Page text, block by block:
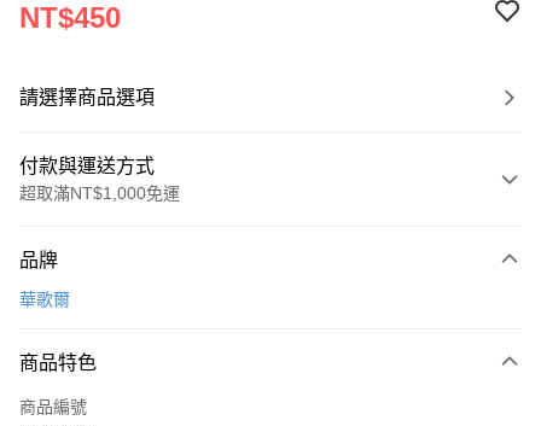
NT$450
請選擇商品選項
付款與運送方式
超取滿NT$1,000免運
信用卡一次付款
LINE Pay
街口支付
品牌
華歌爾
商品特色
商品編號